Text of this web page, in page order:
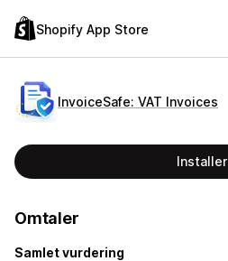
Shopify App Store
InvoiceSafe: VAT Invoices
Installer
Omtaler
Samlet vurdering